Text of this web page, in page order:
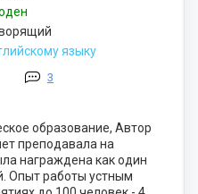
языку
3
образование, Автор
преподавала на
награждена как один
Опыт работы устным